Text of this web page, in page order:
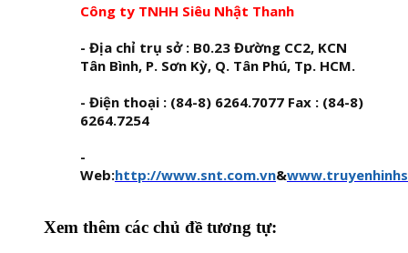
Công ty TNHH Siêu Nhật Thanh
- Địa chỉ trụ sở : B0.23 Đường CC2, KCN
Tân Bình, P. Sơn Kỳ, Q. Tân Phú, Tp. HCM.
- Điện thoại : (84-8) 6264.7077 Fax : (84-8)
6264.7254
-
Web:http://www.snt.com.vn&
Xem thêm các chủ đề tương tự: